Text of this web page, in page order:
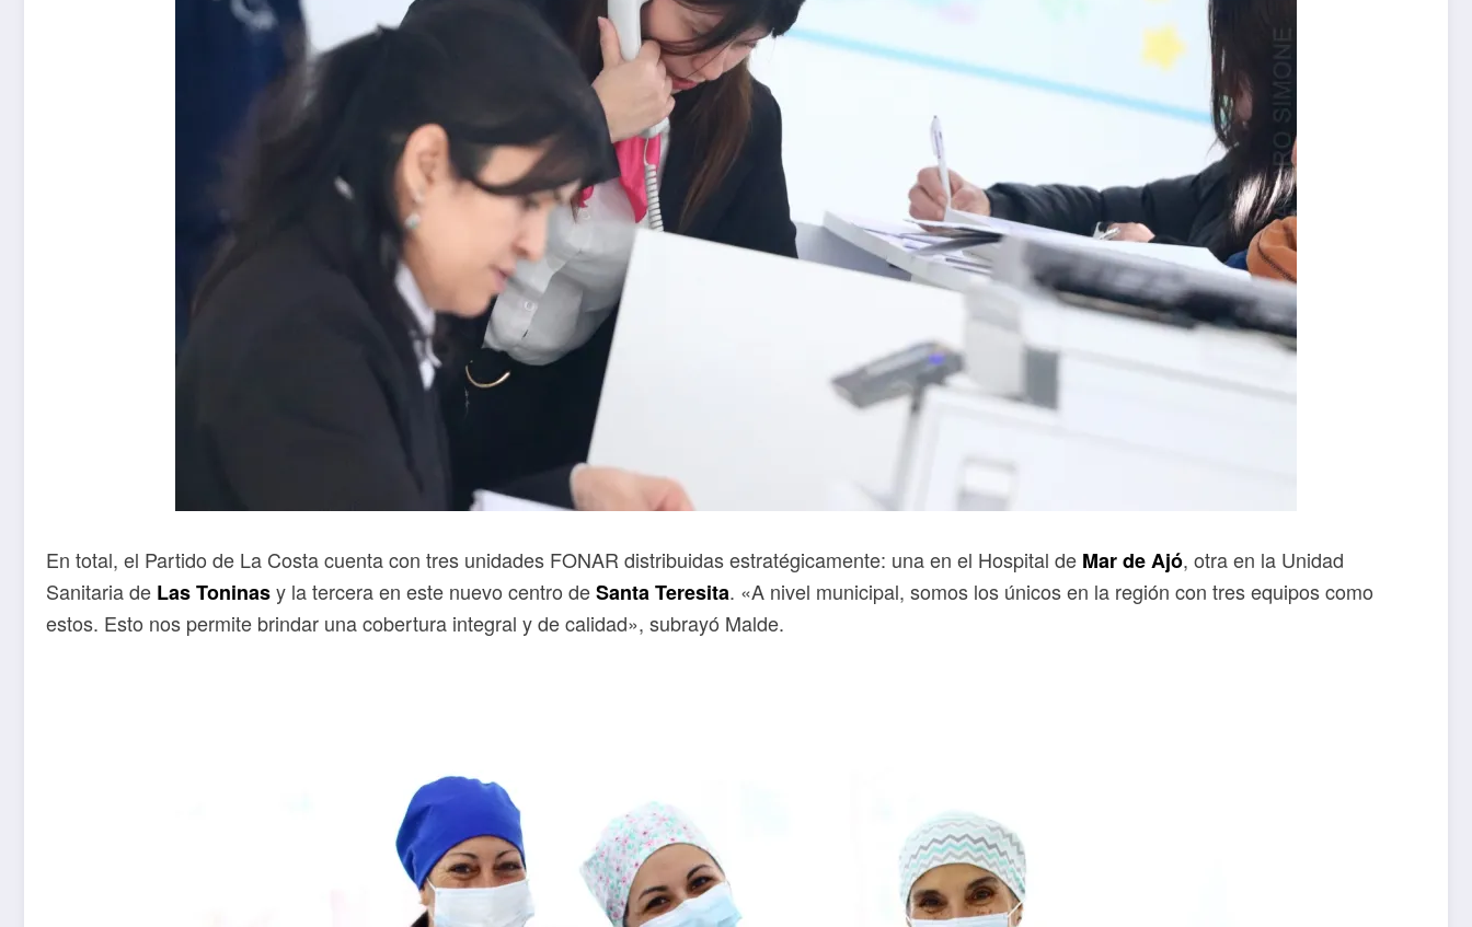
En total, el Partido de La Costa cuenta con tres unidades FONAR distribuidas estratégicamente: una en el Hospital de Mar de Ajó, otra en la Unidad
Sanitaria de Las Toninasy la tercera en este nuevo centro deSanta Teresita. «A nivel municipal, somos los únicos en la región con tres equipos como
estos. Esto nos permite brindar una cobertura integral y de calidad», subrayó Malde.